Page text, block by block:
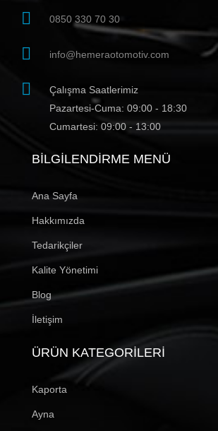
0850 330 70 30
info@hemeraotomotiv.com
Çalışma Saatlerimiz
Pazartesi-Cuma: 09:00 - 18:30
Cumartesi: 09:00 - 13:00
BILGILENDIRME MENÜ
Ana Sayfa
Hakkımızda
Tedarikçiler
Kalite Yönetimi
Blog
İletişim
ÜRÜN KATEGORILERI
Kaporta
Ayna